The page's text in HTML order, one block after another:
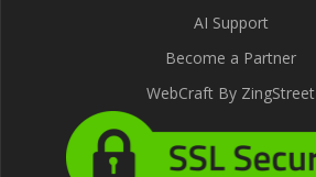
AI Support
Become a Partner
WebCraft By ZingStreet